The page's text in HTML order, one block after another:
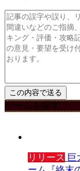
ゲームを探す
リリース 巨